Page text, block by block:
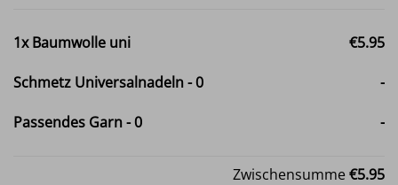
1xBaumwolle uni €5.95
Schmetz Universalnadeln-0 -
Passendes Garn-0 -
Zwischensumme€5.95